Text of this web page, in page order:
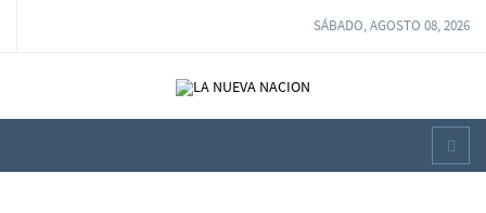
SÁBADO, AGOSTO 08, 2026